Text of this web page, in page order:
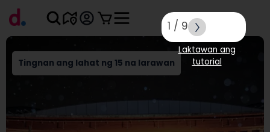
Tingnan ang lahat ng 15 na larawan
1 / 9
Laktawan ang
tutorial